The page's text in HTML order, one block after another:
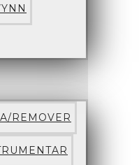
REMOVER